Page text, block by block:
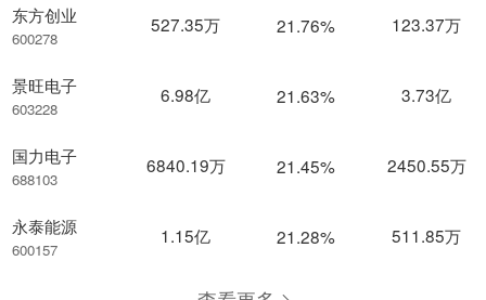
东方创业
600278
景旺电子
603228
国力电子
688103
永泰能源
600157
527.35万 21.76% 123.37万
6.98亿 21.63% 3.73亿
6840.19万 21.45% 2450.55万
1.15亿 21.28% 511.85万